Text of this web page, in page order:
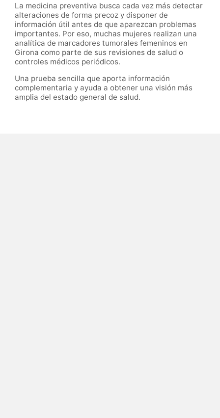
La medicina preventiva busca cada vez más detectar
alteraciones de forma precoz y disponer de
información útil antes de que aparezcan problemas
importantes. Por eso, muchas mujeres realizan una
analítica de marcadores tumorales femeninos en
Girona como parte de sus revisiones de salud o
controles médicos periódicos.
Una prueba sencilla que aporta información
complementaria y ayuda a obtener una visión más
amplia del estado general de salud.